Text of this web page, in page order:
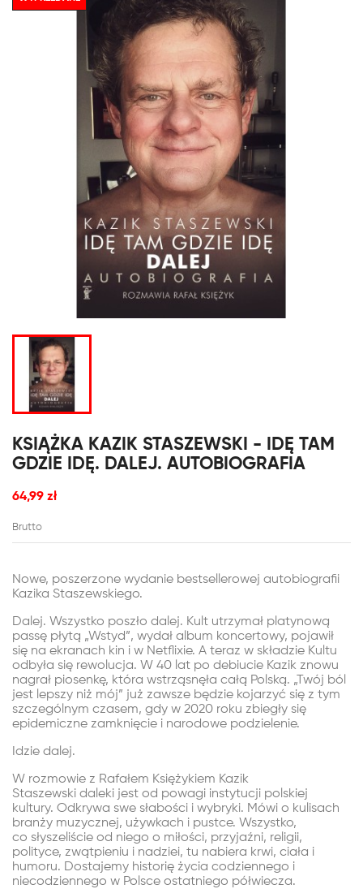
KSIĄŻKA KAZIK STASZEWSKI - IDĘ TAM
GDZIE IDĘ. DALEJ. AUTOBIOGRAFIA
64,99 zł
Brutto
Nowe, poszerzone wydanie bestsellerowej autobiografii
Kazika Staszewskiego.
Dalej. Wszystko poszło dalej. Kult utrzymał platynową
passę płytą „Wstyd”, wydał album koncertowy, pojawił
się na ekranach kin i w Netflixie. A teraz w składzie Kultu
odbyła się rewolucja. W 40 lat po debiucie Kazik znowu
nagrał piosenkę, która wstrząsnęła całą Polską. „Twój ból
jest lepszy niż mój” już zawsze będzie kojarzyć się z tym
szczególnym czasem, gdy w 2020 roku zbiegły się
epidemiczne zamknięcie i narodowe podzielenie.
Idzie dalej.
W rozmowie z Rafałem Księżykiem Kazik
Staszewski daleki jest od powagi instytucji polskiej
kultury. Odkrywa swe słabości i wybryki. Mówi o kulisach
branży muzycznej, używkach i pustce. Wszystko,
co słyszeliście od niego o miłości, przyjaźni, religii,
polityce, zwątpieniu i nadziei, tu nabiera krwi, ciała i
humoru. Dostajemy historię życia codziennego i
niecodziennego w Polsce ostatniego półwiecza.